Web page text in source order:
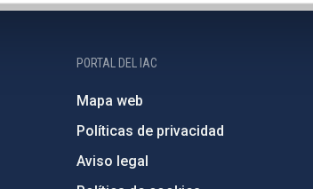
PORTAL DEL IAC
Mapa web
Políticas de privacidad
Aviso legal